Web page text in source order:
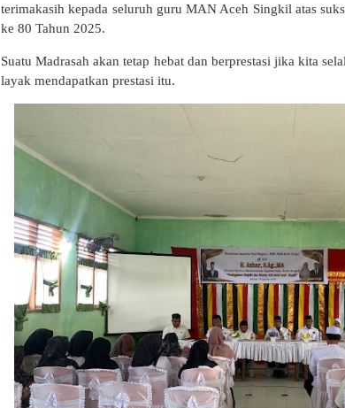
terimakasih kepada seluruh guru MAN Aceh Singkil atas
ke 80 Tahun 2025.
Suatu Madrasah akan tetap hebat dan berprestasi jika kita
layak mendapatkan prestasi itu.